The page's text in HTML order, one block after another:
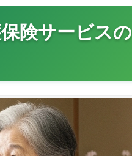
険サービスの